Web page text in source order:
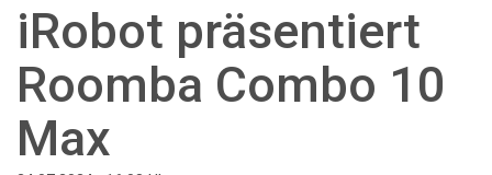
iRobot präsentiert
Roomba Combo 10
Max